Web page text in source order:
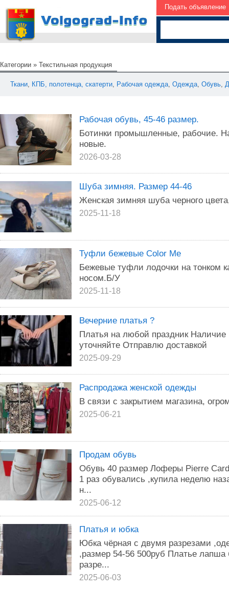
Подать объявление
Категории » Текстильная продукция
Ткани, КПБ, полотенца, скатерти, Рабочая одежда, Одежда, Обувь,
Рабочая обувь, 45-46 размер.
Ботинки промышленные, рабочие.
новые.
2026-03-28
Шуба зимняя. Размер 44-46
Женская зимняя шуба черного
2025-11-18
Туфли бежевые Color Me
Бежевые туфли лодочки на тонком
носом.Б/У
2025-11-18
Вечерние платья ?
Платья на любой праздник
уточняйте Отправлю доставкой
2025-09-29
Распродажа женской одежды
В связи с закрытием магазина,
2025-06-21
Продам обувь
Обувь 40 размер Лоферы Pierre
1 раз обувались ,купила неделю
н...
2025-06-12
Платья и юбка
Юбка чёрная с двумя разрезами
,размер 54-56 500руб Платье лапша
разре...
2025-06-03